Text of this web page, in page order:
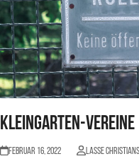
Kleingarten-Vereine
Februar 16, 2022 Lasse